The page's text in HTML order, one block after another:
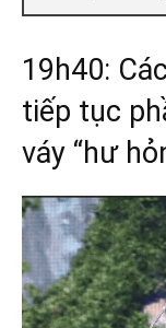
19h40:
tiếp tục
váy “hư